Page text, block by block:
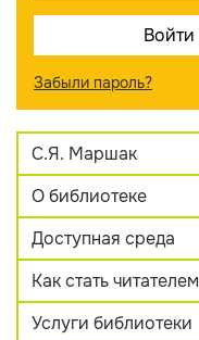
Забыли пароль?
С.Я. Маршак
О библиотеке
Доступная среда
Как стать читателем
Услуги библиотеки